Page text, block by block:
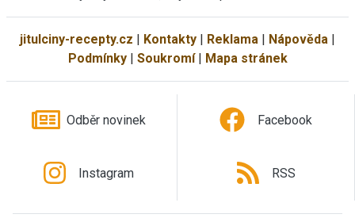
jitulciny-recepty.cz | Kontakty | Reklama | Nápověda |
Podmínky| Soukromí| Mapa stránek
Odběr novinek Facebook
Instagram RSS